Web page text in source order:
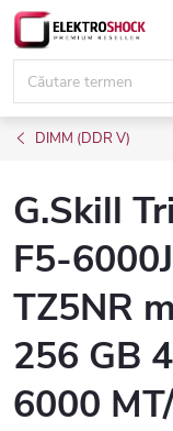
Treci
conținut
DIMM (DDR V)
G.Skill
F5-
TZ5NR
256 GB
6000